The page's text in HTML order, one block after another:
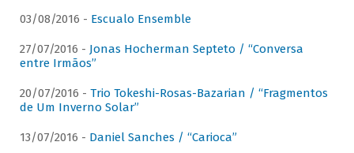
03/08/2016 - Escualo Ensemble
27/07/2016 - Jonas Hocherman Septeto / “Conversa
entre Irmãos”
20/07/2016 - Trio Tokeshi-Rosas-Bazarian / “Fragmentos
de Um Inverno Solar”
13/07/2016 - Daniel Sanches / “Carioca”